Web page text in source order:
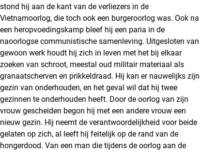
stond hij aan de kant van de verliezers in de
Vietnamoorlog, die toch ook een burgeroorlog was. Ook na
een heropvoedingskamp bleef hij een paria in de
naoorlogse communistische samenleving. Uitgesloten van
gewoon werk houdt hij zich in leven met het bij elkaar
zoeken van schroot, meestal oud militair materiaal als
granaatscherven en prikkeldraad. Hij kan er nauwelijks zijn
gezin van onderhouden, en het geval wil dat hij twee
gezinnen te onderhouden heeft. Door de oorlog van zijn
vrouw gescheiden begon hij met een andere vrouw een
nieuw gezin. Hij neemt de verantwoordelijkheid voor beide
gelaten op zich, al leeft hij feitelijk op de rand van de
hongerdood. Van een man die tijdens de oorlog aan de